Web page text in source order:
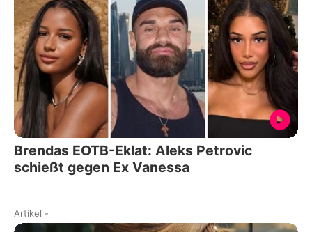
Brendas EOTB-Eklat: Aleks Petrovic
schießt gegen Ex Vanessa
Artikel -